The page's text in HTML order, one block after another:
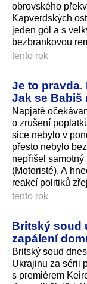
obrovského
Kapverdských
jeden gól a s
bezbrankovou
tento rok
Je to pravda.
Jak se Babiš
Napjatě
o zrušení
sice nebylo v
přesto nebylo
nepřišel samotný
(Motoristé). A
reakcí politiků
tento rok
Britský soud
zapálení
Britský soud
Ukrajinu za sérii
s premiérem